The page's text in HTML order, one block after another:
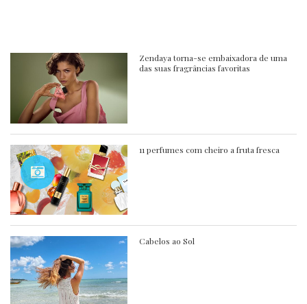
Zendaya torna-se embaixadora de uma
das suas fragrâncias favoritas
11 perfumes com cheiro a fruta fresca
Cabelos ao Sol